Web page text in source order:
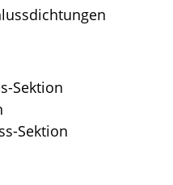
Sektion
Sektion